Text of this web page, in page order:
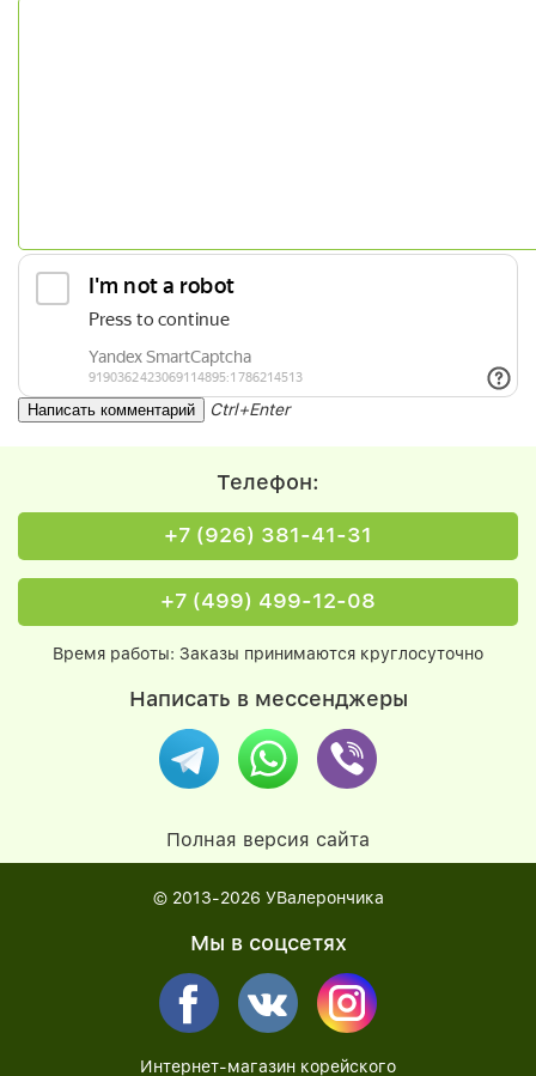
Ctrl+Enter
Телефон:
+7 (926) 381-41-31
+7 (499) 499-12-08
Время работы: Заказы принимаются круглосуточно
Написать в мессенджеры
Полная версия сайта
© 2013-2026 УВалерончика
Мы в соцсетях
Интернет-магазин корейского